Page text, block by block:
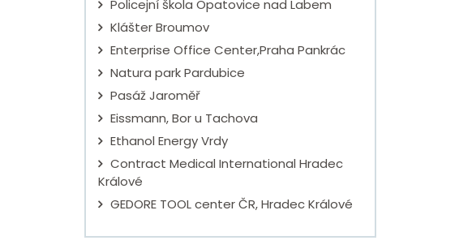
Policejní škola Opatovice nad Labem
Klášter Broumov
Enterprise Office Center,Praha Pankrác
Natura park Pardubice
Pasáž Jaroměř
Eissmann, Bor u Tachova
Ethanol Energy Vrdy
Contract Medical International Hradec
Králové
GEDORE TOOL center ČR, Hradec Králové